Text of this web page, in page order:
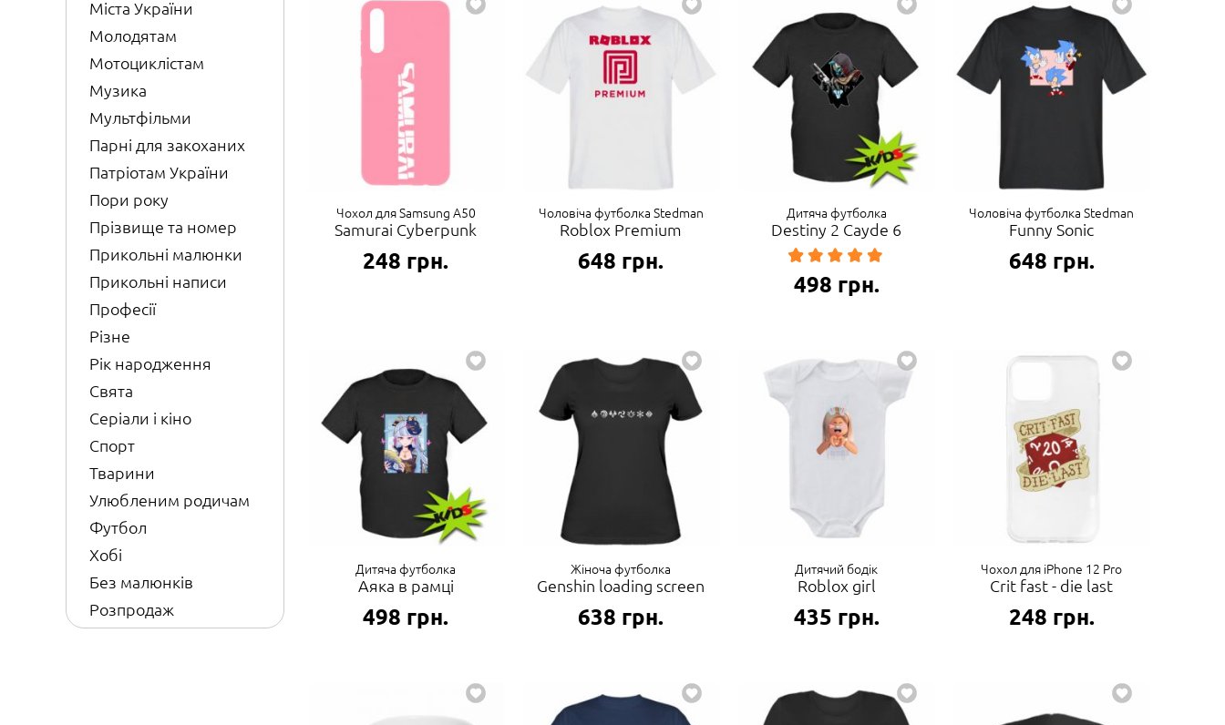
Міста України
Молодятам
Мотоциклістам
Музика
Мультфільми
Парні для закоханих
Патріотам України
Пори року
Прізвище та номер
Прикольні малюнки
Прикольні написи
Професії
Різне
Рік народження
Свята
Серіали і кіно
Спорт
Тварини
Улюбленим родичам
Футбол
Хобі
Без малюнків
Розпродаж
Чохол для Samsung A50
Samurai Cyberpunk
248 грн.
Чоловіча футболка Stedman
Roblox Premium
648 грн.
Дитяча футболка
Destiny 2 Cayde 6
498 грн.
Чоловіча футболка Stedman
Funny Sonic
648 грн.
Дитяча футболка
Аяка в рамці
498 грн.
Жіноча футболка
Genshin loading screen
638 грн.
Дитячий бодік
Roblox girl
435 грн.
Чохол для iPhone 12 Pro
Crit fast - die last
248 грн.